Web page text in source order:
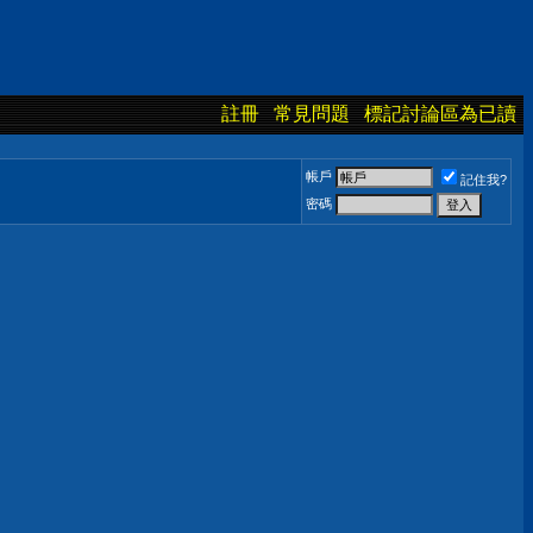
註冊 常見問題 標記討論區為已讀
帳戶
記住我?
密碼